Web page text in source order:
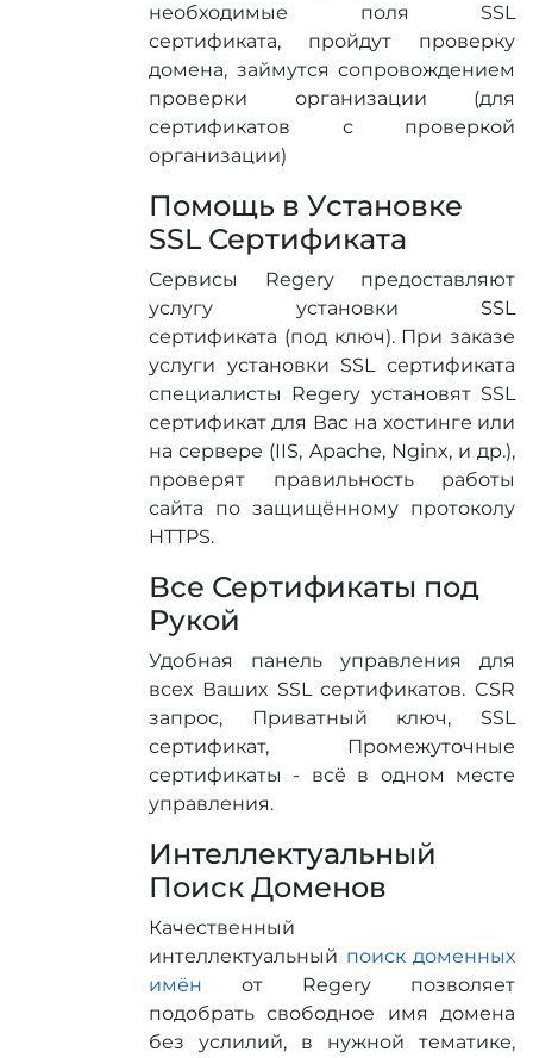
необходимые поля SSL
сертификата, пройдут проверку
домена, займутся сопровождением
проверки организации (для
сертификатов с проверкой
организации)
Помощь в Установке
SSL Сертификата
Сервисы Regery предоставляют
услугу установки SSL
сертификата (под ключ). При заказе
услуги установки SSL сертификата
специалисты Regery установят SSL
сертификат для Вас на хостинге или
на сервере (IIS, Apache, Nginx, и др.),
проверят правильность работы
сайта по защищённому протоколу
HTTPS.
Все Сертификаты под
Рукой
Удобная панель управления для
всех Ваших SSL сертификатов. CSR
запроc, Приватный ключ, SSL
сертификат, Промежуточные
сертификаты - всё в одном месте
управления.
Интеллектуальный
Поиск Доменов
Качественный
интеллектуальный поиск доменных
имён от Regery позволяет
подобрать свободное имя домена
без услилий, в нужной тематике,